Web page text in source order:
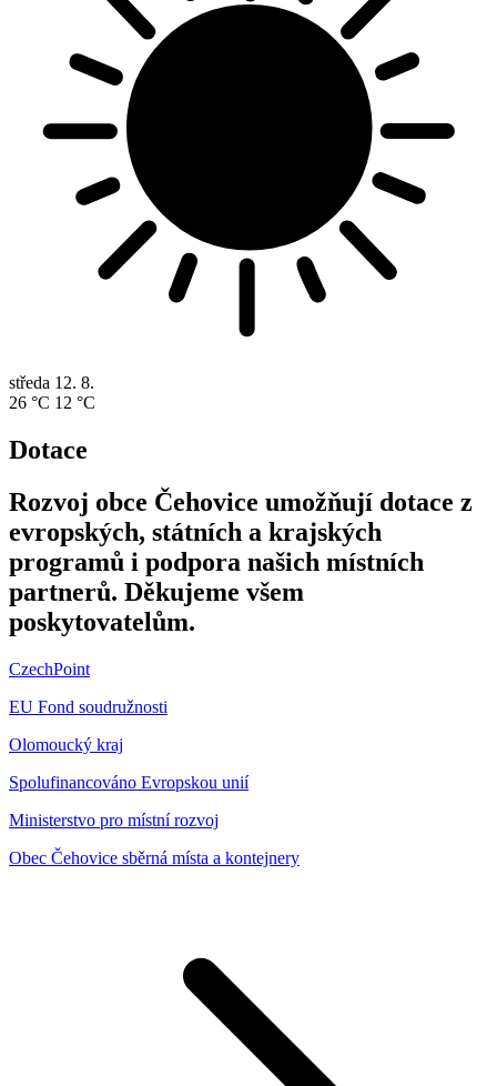
středa 12. 8.
26 °C 12 °C
Dotace
Rozvoj obce Čehovice umožňují dotace z
evropských, státních a krajských
programů i podpora našich místních
partnerů. Děkujeme všem
poskytovatelům.
CzechPoint
EU Fond soudružnosti
Olomoucký kraj
Spolufinancováno Evropskou unií
Ministerstvo pro místní rozvoj
Obec Čehovice sběrná místa a kontejnery